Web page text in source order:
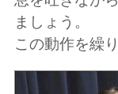
ましょう。
この動作を繰